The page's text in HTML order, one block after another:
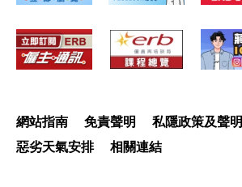
網站指南 免責聲明
私隱政策及聲明
惡劣天氣安排
相關連結